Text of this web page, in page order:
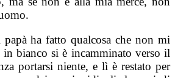
ha fatto qualcosa che non mi
bianco si è incamminato verso il
portarsi niente, e lì è restato per